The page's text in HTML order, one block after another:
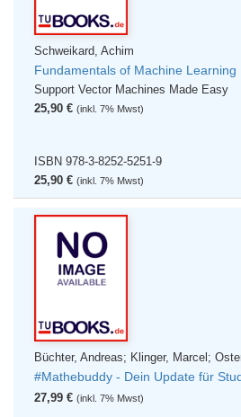
Schweikard, Achim
Fundamentals of Machine Learning
Support Vector Machines Made Easy
25,90 € (inkl. 7% Mwst)
ISBN 978-3-8252-5251-9
25,90 € (inkl. 7% Mwst)
Büchter, Andreas; Klinger, Marcel;
#Mathebuddy - Dein Update für
27,99 € (inkl. 7% Mwst)